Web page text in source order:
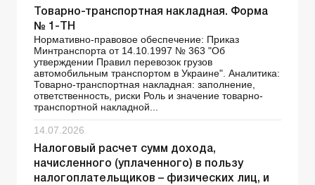
Товарно-транспортная накладная. Форма
№ 1-ТН
Нормативно-правовое обеспечение: Приказ
Минтранспорта от 14.10.1997 № 363 "Об
утверждении Правил перевозок грузов
автомобильным транспортом в Украине". Аналитика:
Товарно-транспортная накладная: заполнение,
ответственность, риски Роль и значение товарно-
транспортной накладной...
14.07.2026
Налоговый расчет сумм дохода,
начисленного (уплаченного) в пользу
налогоплательщиков – физических лиц, и